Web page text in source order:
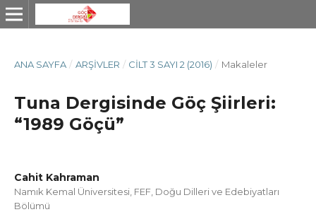
ANA SAYFA / ARŞIVLER / CILT 3 SAYI 2 (2016) / Makaleler
Tuna Dergisinde Göç Şiirleri:
“1989 Göçü”
Cahit Kahraman
Namık Kemal Üniversitesi, FEF, Doğu Dilleri ve Edebiyatları
Bölümü